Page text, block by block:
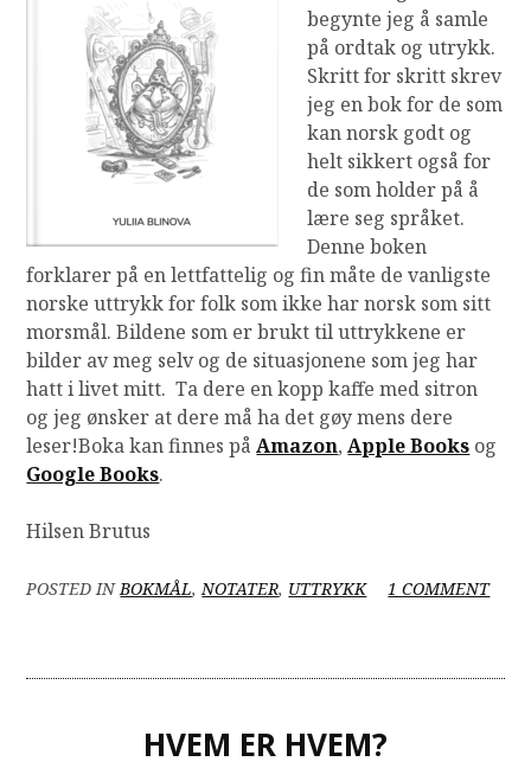
begynte jeg å samle
på ordtak og utrykk.
Skritt for skritt skrev
jeg en bok for de som
kan norsk godt og
helt sikkert også for
de som holder på å
lære seg språket.
Denne boken
forklarer på en lettfattelig og fin måte de vanligste
norske uttrykk for folk som ikke har norsk som sitt
morsmål. Bildene som er brukt til uttrykkene er
bilder av meg selv og de situasjonene som jeg har
hatt i livet mitt. Ta dere en kopp kaffe med sitron
og jeg ønsker at dere må ha det gøy mens dere
leser!Boka kan finnes påAmazon,Apple Books og
Google Books.
Hilsen Brutus
POSTED IN BOKMÅL, NOTATER, UTTRYKK
1 COMMENT
HVEM ER HVEM?